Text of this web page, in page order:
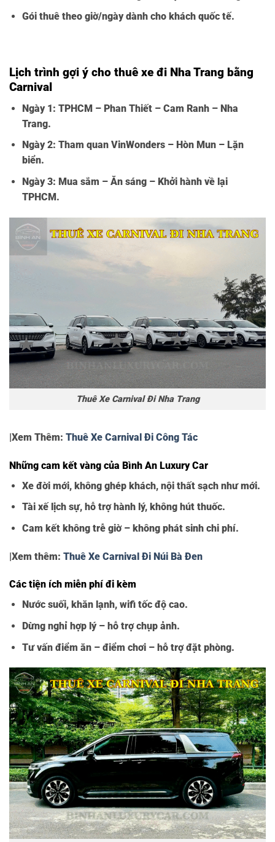
Gói thuê theo giờ/ngày dành cho khách quốc tế.
Lịch trình gợi ý cho thuê xe đi Nha Trang bằng
Carnival
Ngày 1: TPHCM – Phan Thiết – Cam Ranh – Nha
Trang.
Ngày 2: Tham quan VinWonders – Hòn Mun – Lặn
biển.
Ngày 3: Mua sắm – Ăn sáng – Khởi hành về lại
TPHCM.
Thuê Xe Carnival Đi Nha Trang
|Xem Thêm: Thuê Xe Carnival Đi Công Tác
Những cam kết vàng của Bình An Luxury Car
Xe đời mới, không ghép khách, nội thất sạch như mới.
Tài xế lịch sự, hỗ trợ hành lý, không hút thuốc.
Cam kết không trễ giờ – không phát sinh chi phí.
|Xem thêm: Thuê Xe Carnival Đi Núi Bà Đen
Các tiện ích miễn phí đi kèm
Nước suối, khăn lạnh, wifi tốc độ cao.
Dừng nghỉ hợp lý – hỗ trợ chụp ảnh.
Tư vấn điểm ăn – điểm chơi – hỗ trợ đặt phòng.